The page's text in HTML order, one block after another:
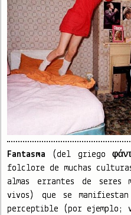
Fantasma (del griego
folclore de muchas
almas errantes de seres
vivos) que se
perceptible (por ejemplo;